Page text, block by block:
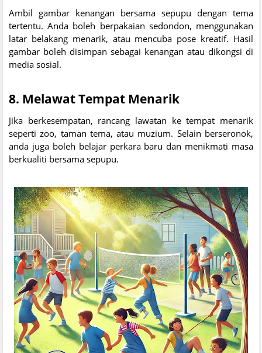
Ambil gambar kenangan bersama sepupu dengan tema
tertentu. Anda boleh berpakaian sedondon, menggunakan
latar belakang menarik, atau mencuba pose kreatif. Hasil
gambar boleh disimpan sebagai kenangan atau dikongsi di
media sosial.
8. Melawat Tempat Menarik
Jika berkesempatan, rancang lawatan ke tempat menarik
seperti zoo, taman tema, atau muzium. Selain berseronok,
anda juga boleh belajar perkara baru dan menikmati masa
berkualiti bersama sepupu.